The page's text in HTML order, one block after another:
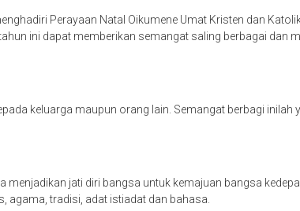
Perayaan Natal Oikumene Umat Kristen dan
ini dapat memberikan semangat saling berbagai dan
keluarga maupun orang lain. Semangat berbagi
jati diri bangsa untuk kemajuan bangsa
agama, tradisi, adat istiadat dan bahasa.